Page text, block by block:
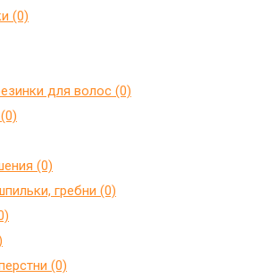
(0)
для волос (0)
(0)
гребни (0)
(0)